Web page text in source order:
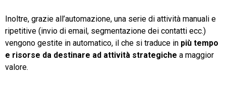
Inoltre, grazie all’automazione, una serie di attività manuali e
ripetitive (invio di email, segmentazione dei contatti ecc.)
vengono gestite in automatico, il che si traduce in più tempo
e risorse da destinare ad attività strategiche a maggior
valore.